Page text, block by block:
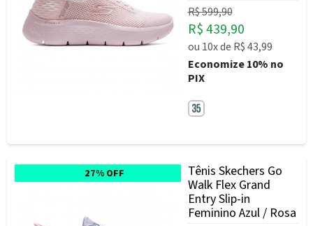
R$ 599,90
R$ 439,90
ou 10xde R$ 43,99
Economize10% no
PIX
27% OFF
Tênis Skechers Go
Walk Flex Grand
Entry Slip-in
Feminino Azul / Rosa